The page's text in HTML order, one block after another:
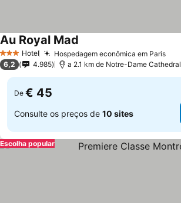
3 EstrelasHotel Hospedagem econômica em Paris
Au Royal Mad
6,2 4.985 a 2.1 km de Notre-Dame Cathedral
De € 45
Consulte os preços de 10 sites
Escolha popular